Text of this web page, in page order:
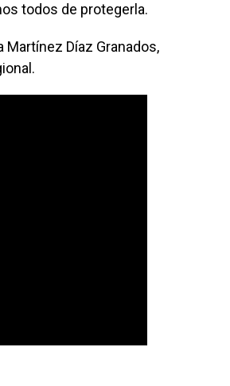
todos de protegerla.
Martínez Díaz Granados,